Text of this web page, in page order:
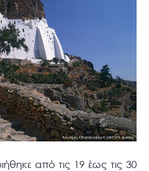
από τις 19 έως τις 30